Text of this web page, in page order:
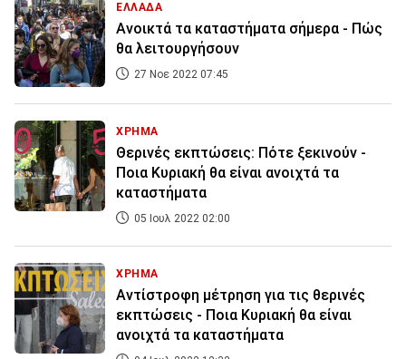
ΕΛΛΑΔΑ
Ανοικτά τα καταστήματα σήμερα - Πώς
θα λειτουργήσουν
27 Νοε 2022 07:45
ΧΡΗΜΑ
Θερινές εκπτώσεις: Πότε ξεκινούν -
Ποια Κυριακή θα είναι ανοιχτά τα
καταστήματα
05 Ιουλ 2022 02:00
ΧΡΗΜΑ
Αντίστροφη μέτρηση για τις θερινές
εκπτώσεις - Ποια Κυριακή θα είναι
ανοιχτά τα καταστήματα